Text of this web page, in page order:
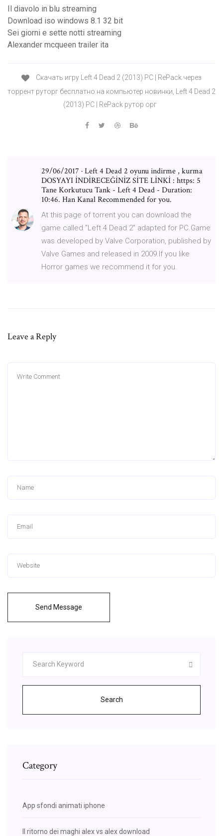
Il diavolo in blu streaming
Download iso windows 8.1 32 bit
Sei giorni e sette notti streaming
Alexander mcqueen trailer ita
Скачать игру Left 4 Dead 2 (2013) PC | RePack через
торрент руторг бесплатно на компьютер новинки, Left 4 Dead 2
(2013) PC | RePack рутор орг
29/06/2017 · Left 4 Dead 2 oyunu indirme , kurma
DOSYAYI İNDİRECEĞİNİZ SİTE LİNKİ : https: 5
Tane Korkutucu Tank - Left 4 Dead - Duration:
10:46. Han Kanal Recommended for you.
At this page of torrent you can download the
game called "Left 4 Dead 2" adapted for PC.Game
was developed by Valve Corporation, published by
Valve Games and released in 2009.If you like
Horror games we recommend it for you.
Leave a Reply
Send Message
Search
Category
App sfondi animati iphone
Il ritorno dei maghi alex vs alex download